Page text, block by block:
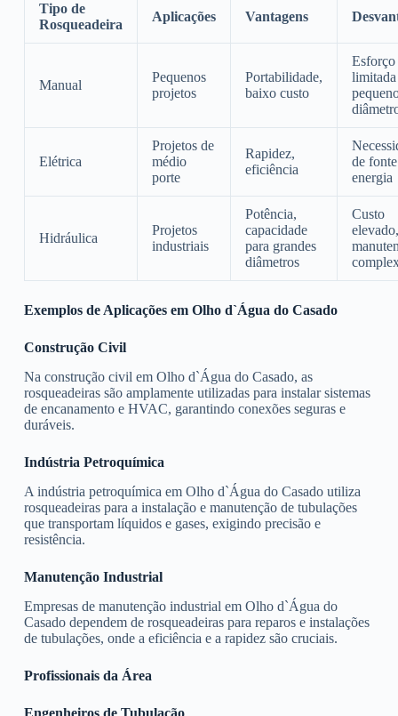
Tipo de
Rosqueadeira
Aplicações Vantagens
Manual
Pequenos
projetos
Portabilidade,
baixo custo
limitada
Elétrica
Projetos de
médio
porte
Rapidez,
eficiência
de
energia
Hidráulica
Projetos
industriais
Potência,
capacidade
para grandes
diâmetros
Custo
elevado,
Exemplos de Aplicações em Olho d`Água do Casado
Construção Civil
Na construção civil em Olho d`Água do Casado, as
rosqueadeiras são amplamente utilizadas para instalar sistemas
de encanamento e HVAC, garantindo conexões seguras e
duráveis.
Indústria Petroquímica
A indústria petroquímica em Olho d`Água do Casado utiliza
rosqueadeiras para a instalação e manutenção de tubulações
que transportam líquidos e gases, exigindo precisão e
resistência.
Manutenção Industrial
Empresas de manutenção industrial em Olho d`Água do
Casado dependem de rosqueadeiras para reparos e instalações
de tubulações, onde a eficiência e a rapidez são cruciais.
Profissionais da Área
Engenheiros de Tubulação